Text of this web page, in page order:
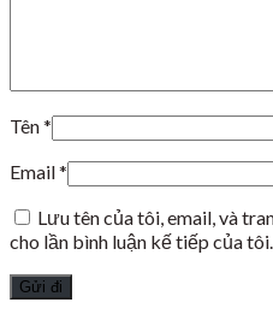
Tên*
Email*
Lưu tên của tôi, email, và
cho lần bình luận kế tiếp của tôi.